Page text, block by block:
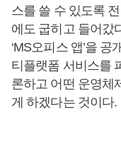
스를 쓸 수 있도록
에도 굽히고 들어갔
‘MS오피스 앱’을 공
티플랫폼 서비스를
론하고 어떤 운영체
게 하겠다는 것이다.